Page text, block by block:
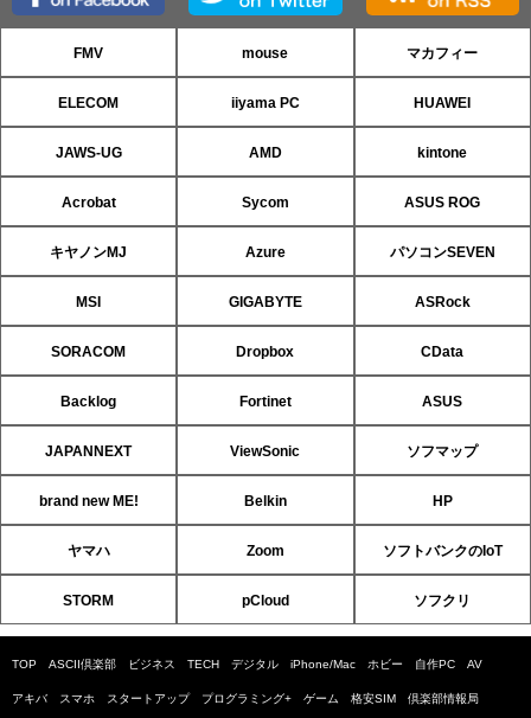
FMV mouse マカフィー
ELECOM iiyama PC HUAWEI
JAWS-UG AMD kintone
Acrobat Sycom ASUS ROG
キヤノンMJ Azure パソコンSEVEN
MSI GIGABYTE ASRock
SORACOM Dropbox CData
Backlog Fortinet ASUS
JAPANNEXT ViewSonic ソフマップ
brand new ME! Belkin HP
ヤマハ Zoom ソフトバンクのIoT
STORM pCloud ソフクリ
TOP ASCII倶楽部 ビジネス TECH デジタル iPhone/Mac ホビー 自作PC AV
アキバ スマホ スタートアップ プログラミング+ ゲーム 格安SIM 倶楽部情報局